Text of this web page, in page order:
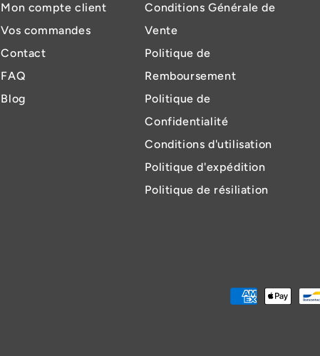
Mon compte client
Vos commandes
Contact
FAQ
Blog
Conditions Générale de
Vente
Politique de
Remboursement
Politique de
Confidentialité
Conditions d'utilisation
Politique d'expédition
Politique de résiliation